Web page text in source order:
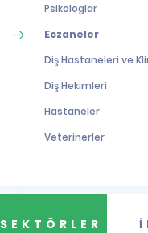
Psikologlar
Eczaneler
Diş Hastaneleri ve
Diş Hekimleri
Hastaneler
Veterinerler
SEKTÖRLER